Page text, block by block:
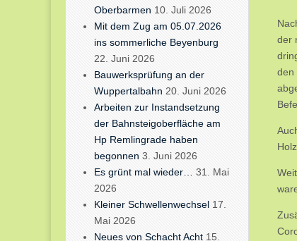
der
den
Oberbarmen 10. Juli 2026
Mit dem Zug am 05.07.2026
ins sommerliche Beyenburg
22. Juni 2026
Bauwerksprüfung an der
Wuppertalbahn 20. Juni 2026
Arbeiten zur Instandsetzung
der Bahnsteigoberfläche am
Hp Remlingrade haben
begonnen 3. Juni 2026
Es grünt mal wieder…
31. Mai
2026
Kleiner Schwellenwechsel 17.
Mai 2026
Neues von Schacht Acht 15.